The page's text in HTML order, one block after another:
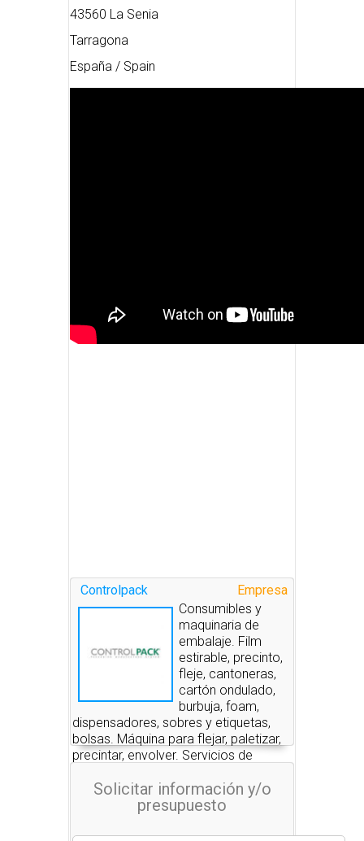
43560 La Senia
Tarragona
España / Spain
Empresa
Controlpack
Consumibles y
maquinaria de
embalaje. Film
estirable, precinto,
fleje, cantoneras,
cartón ondulado,
burbuja, foam,
dispensadores, sobres y etiquetas,
bolsas. Máquina para flejar, paletizar,
precintar, envolver. Servicios de
Solicitar información y/o
presupuesto